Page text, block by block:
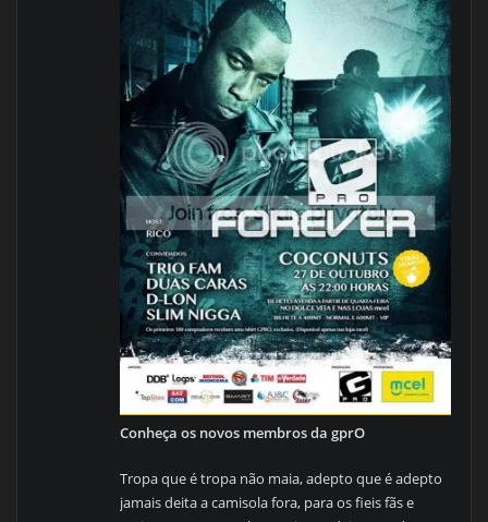
Conheça os novos membros da gprO
Tropa que é tropa não maia, adepto que é adepto
jamais deita a camisola fora, para os fieis fãs e